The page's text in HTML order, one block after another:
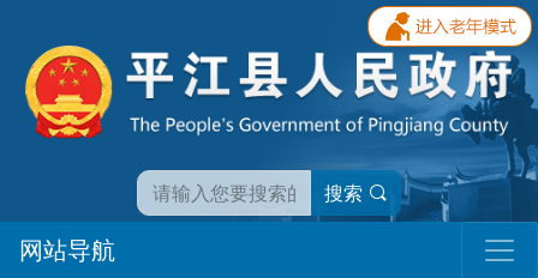
搜索
网站导航